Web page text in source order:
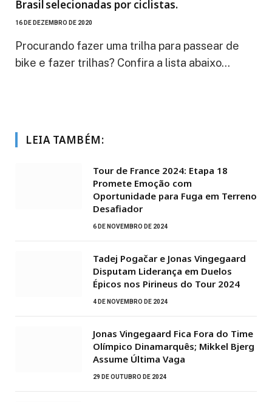
Brasil selecionadas por ciclistas.
16 DE DEZEMBRO DE 2020
Procurando fazer uma trilha para passear de
bike e fazer trilhas? Confira a lista abaixo…
LEIA TAMBÉM:
Tour de France 2024: Etapa 18
Promete Emoção com
Oportunidade para Fuga em Terreno
Desafiador
6 DE NOVEMBRO DE 2024
Tadej Pogačar e Jonas Vingegaard
Disputam Liderança em Duelos
Épicos nos Pirineus do Tour 2024
4 DE NOVEMBRO DE 2024
Jonas Vingegaard Fica Fora do Time
Olímpico Dinamarquês; Mikkel Bjerg
Assume Última Vaga
29 DE OUTUBRO DE 2024